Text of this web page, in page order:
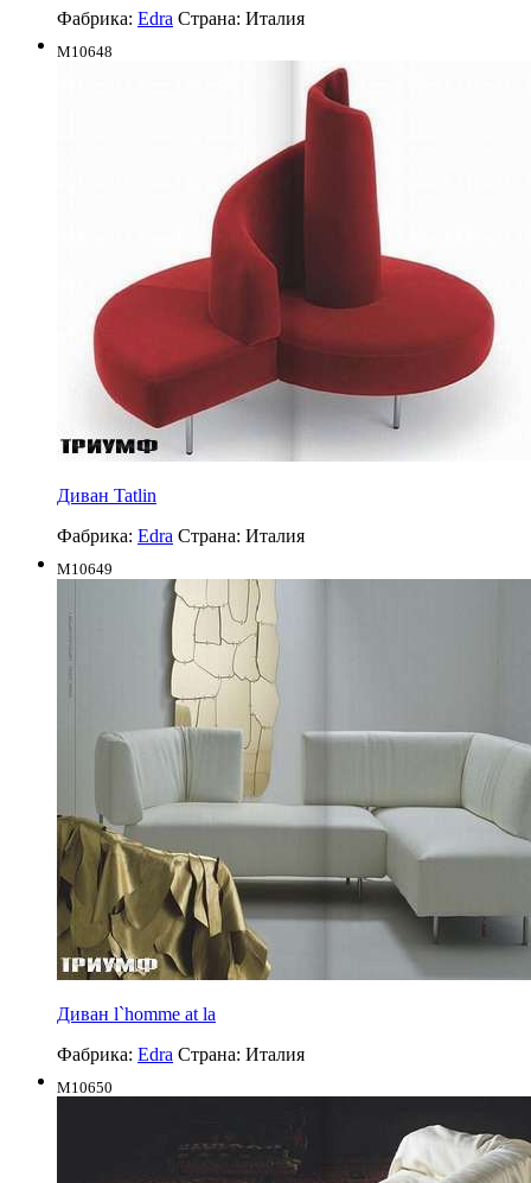
Фабрика: Edra Страна: Италия
M10648
Диван Tatlin
Фабрика: Edra Страна: Италия
M10649
Диван l`homme at la
Фабрика: Edra Страна: Италия
M10650